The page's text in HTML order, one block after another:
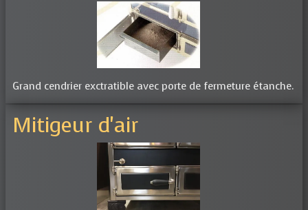
Grand cendrier exctratible avec porte de fermeture étanche.
Mitigeur d'air